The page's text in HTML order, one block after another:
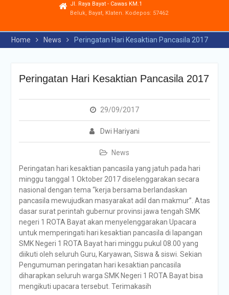
Jl. Raya Bayat - Cawas KM.1
Beluk, Bayat, Klaten. Kodepos: 57462
Home News Peringatan Hari Kesaktian Pancasila 2017
Peringatan Hari Kesaktian Pancasila 2017
29/09/2017
Dwi Hariyani
News
Peringatan hari kesaktian pancasila yang jatuh pada hari
minggu tanggal 1 Oktober 2017 diselenggarakan secara
nasional dengan tema “kerja bersama berlandaskan
pancasila mewujudkan masyarakat adil dan makmur”. Atas
dasar surat perintah gubernur provinsi jawa tengah SMK
negeri 1 ROTA Bayat akan menyelenggarakan Upacara
untuk memperingati hari kesaktian pancasila di lapangan
SMK Negeri 1 ROTA Bayat hari minggu pukul 08.00 yang
diikuti oleh seluruh Guru, Karyawan, Siswa & siswi. Sekian
Pengumuman peringatan hari kesaktian pancasila
diharapkan seluruh warga SMK Negeri 1 ROTA Bayat bisa
mengikuti upacara tersebut. Terimakasih